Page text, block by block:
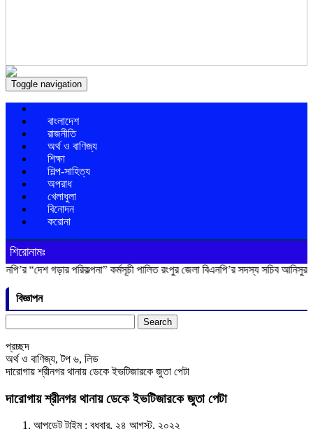
Toggle navigation
বাংলাদেশ
রাজনীতি
অর্থ ও বাণিজ্য
শিক্ষা
শিল্প-সাহিত্য
অপরাধ
খেলাধুলা
বিনোদন
করোনা
শিরোনামঃ
গড়ার পরিকল্পনা” কর্মসূচী পালিত রংপুর জেলা বিএনপি’র সদস্য সচিব আনিসুর রহমান লাকু
বিজ্ঞাপন
for:
প্রচ্ছদ
অর্থ ও বাণিজ্য,টপ ৬, লিড
দারোগায় শ্রীনগর থানায় ডেকে ইভটিজারকে জুতা পেটা
দারোগায় শ্রীনগর থানায় ডেকে ইভটিজারকে জুতা পেটা
আপডেট টাইম : বুধবার, ২৪ আগস্ট, ২০২২